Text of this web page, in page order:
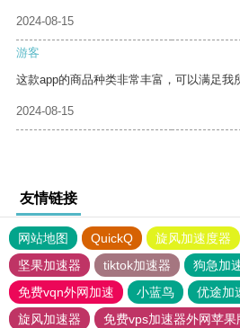
2024-08-15
游客
这款app的商品种类非常丰富，可以满足我
2024-08-15
友情链接
网站地图 QuickQ 旋风加速度器
坚果加速器
tiktok加速器
狗急加
免费vqn外网加速
小蓝鸟 优途加
旋风加速器
免费vps加速器外网苹果